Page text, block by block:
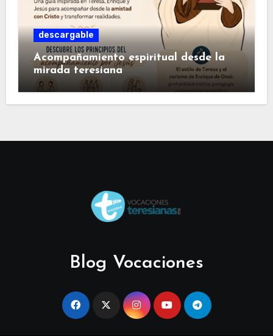
descargable
Acompañamiento espiritual desde la
mirada teresiana
Blog Vocaciones